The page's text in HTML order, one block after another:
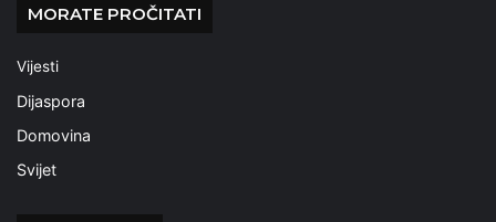
MORATE PROČITATI
Vijesti
Dijaspora
Domovina
Svijet